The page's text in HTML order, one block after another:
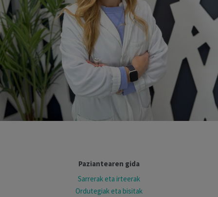
Paziantearen gida
Sarrerak eta irteerak
Ordutegiak eta bisitak